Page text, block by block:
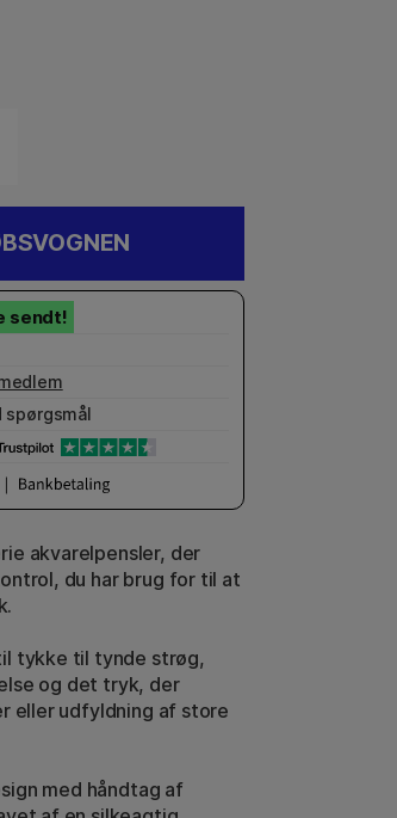
spørgsmål
akvarelpensler, der
du har brug for til at
tykke til tynde strøg,
og det tryk, der
eller udfyldning af store
med håndtag af